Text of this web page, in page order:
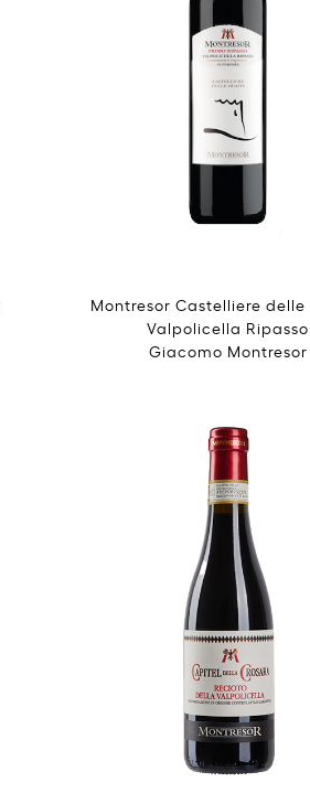
Montresor Castelliere
Valpolicella Ripasso
Giacomo Montresor